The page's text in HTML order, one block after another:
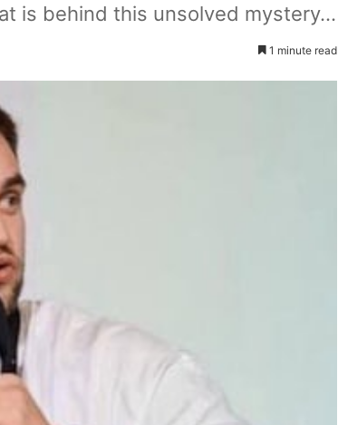
is behind this unsolved mystery...
1 minute read